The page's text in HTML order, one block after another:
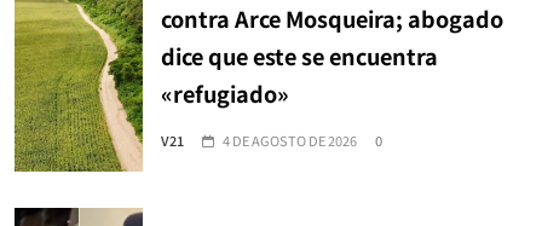
contra Arce Mosqueira; abogado
dice que este se encuentra
«refugiado»
V21 4 DE AGOSTO DE 2026 0